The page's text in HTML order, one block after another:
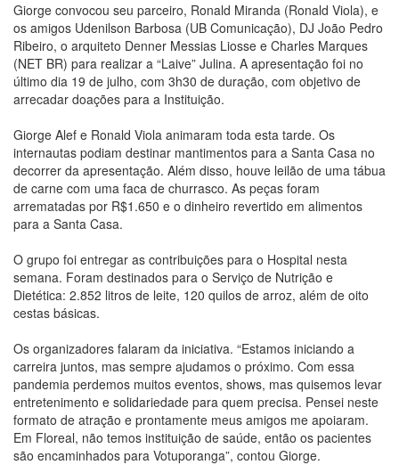
Giorge convocou seu parceiro, Ronald Miranda (Ronald Viola), e
os amigos Udenilson Barbosa (UB Comunicação), DJ João Pedro
Ribeiro, o arquiteto Denner Messias Liosse e Charles Marques
(NET BR) para realizar a “Laive” Julina. A apresentação foi no
último dia 19 de julho, com 3h30 de duração, com objetivo de
arrecadar doações para a Instituição.
Giorge Alef e Ronald Viola animaram toda esta tarde. Os
internautas podiam destinar mantimentos para a Santa Casa no
decorrer da apresentação. Além disso, houve leilão de uma tábua
de carne com uma faca de churrasco. As peças foram
arrematadas por R$1.650 e o dinheiro revertido em alimentos
para a Santa Casa.
O grupo foi entregar as contribuições para o Hospital nesta
semana. Foram destinados para o Serviço de Nutrição e
Dietética: 2.852 litros de leite, 120 quilos de arroz, além de oito
cestas básicas.
Os organizadores falaram da iniciativa. “Estamos iniciando a
carreira juntos, mas sempre ajudamos o próximo. Com essa
pandemia perdemos muitos eventos, shows, mas quisemos levar
entretenimento e solidariedade para quem precisa. Pensei neste
formato de atração e prontamente meus amigos me apoiaram.
Em Floreal, não temos instituição de saúde, então os pacientes
são encaminhados para Votuporanga”, contou Giorge.